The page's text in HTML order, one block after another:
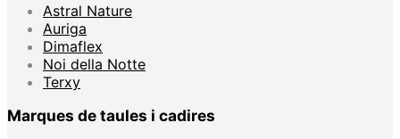
Astral Nature
Auriga
Dimaflex
Noi della Notte
Terxy
Marques de taules i cadires